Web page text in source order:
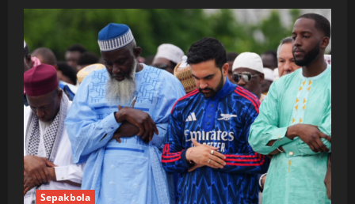
Sepakbola